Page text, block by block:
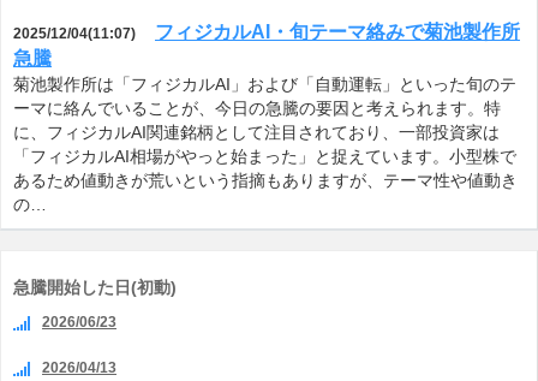
2025/12/04(11:07)
フィジカルAI・旬テーマ絡みで菊池製作所
急騰
菊池製作所は「フィジカルAI」および「自動運転」といった旬のテ
ーマに絡んでいることが、今日の急騰の要因と考えられます。特
に、フィジカルAI関連銘柄として注目されており、一部投資家は
「フィジカルAI相場がやっと始まった」と捉えています。小型株で
あるため値動きが荒いという指摘もありますが、テーマ性や値動き
の…
急騰開始した日(初動)
2026/06/23
2026/04/13